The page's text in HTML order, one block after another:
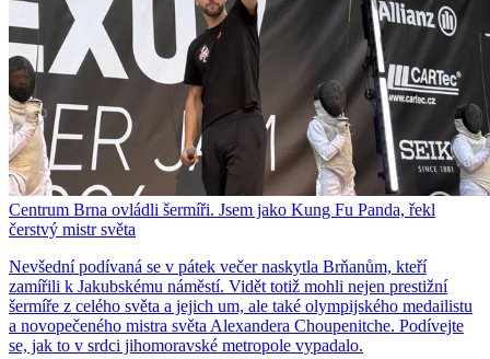
Centrum Brna ovládli šermíři. Jsem jako Kung Fu Panda, řekl
čerstvý mistr světa
Nevšední podívaná se v pátek večer naskytla Brňanům, kteří
zamířili k Jakubskému náměstí. Vidět totiž mohli nejen prestižní
šermíře z celého světa a jejich um, ale také olympijského medailistu
a novopečeného mistra světa Alexandera Choupenitche. Podívejte
se, jak to v srdci jihomoravské metropole vypadalo.